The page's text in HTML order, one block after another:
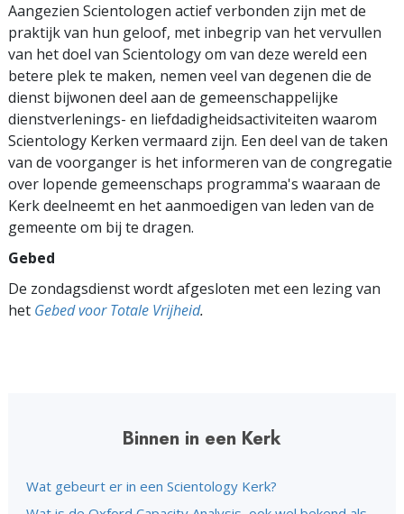
Aangezien Scientologen actief verbonden zijn met de
praktijk van hun geloof, met inbegrip van het vervullen
van het doel van Scientology om van deze wereld een
betere plek te maken, nemen veel van degenen die de
dienst bijwonen deel aan de gemeenschappelijke
dienstverlenings- en liefdadigheidsactiviteiten waarom
Scientology Kerken vermaard zijn. Een deel van de taken
van de voorganger is het informeren van de congregatie
over lopende gemeenschaps programma's waaraan de
Kerk deelneemt en het aanmoedigen van leden van de
gemeente om bij te dragen.
Gebed
De zondagsdienst wordt afgesloten met een lezing van
het Gebed voor Totale Vrijheid.
Binnen in een Kerk
Wat gebeurt er in een Scientology Kerk?